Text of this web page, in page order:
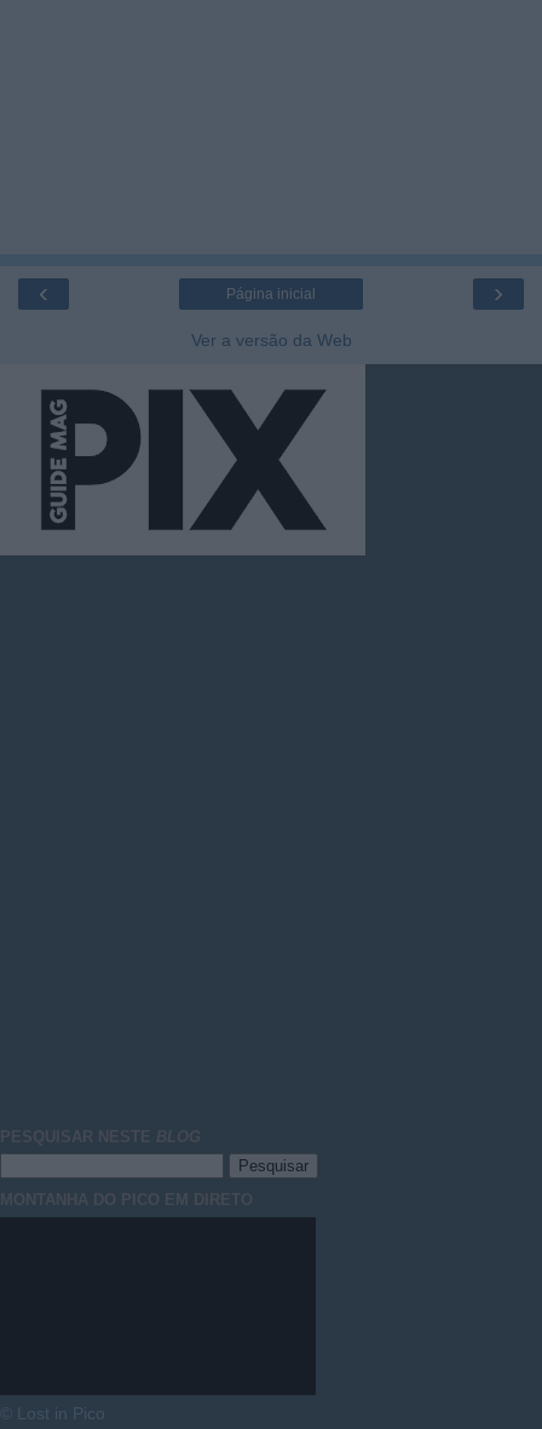
‹ ›
Página inicial
Ver a versão da Web
PESQUISAR NESTE BLOG
MONTANHA DO PICO EM DIRETO
© Lost in Pico